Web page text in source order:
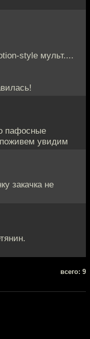
style мульт....
пафосные
увидим
закачка не
всего: 9